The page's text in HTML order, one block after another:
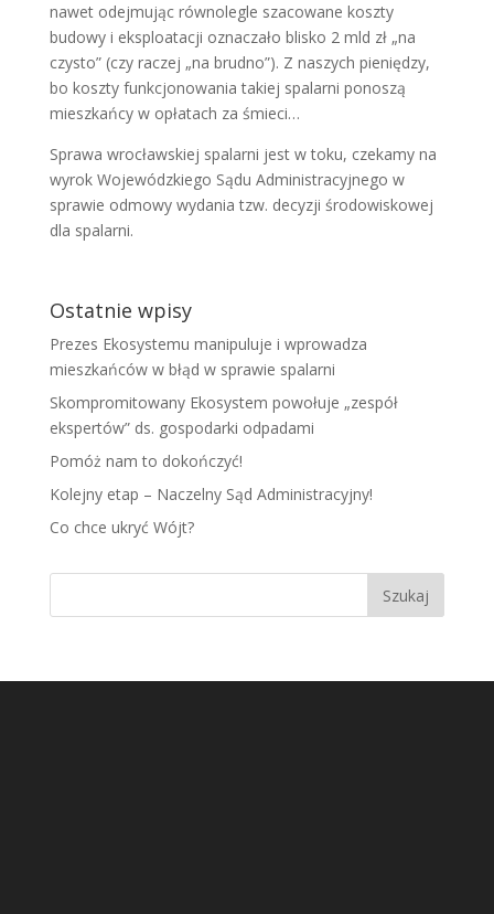
nawet odejmując równolegle szacowane koszty
budowy i eksploatacji oznaczało blisko 2 mld zł „na
czysto” (czy raczej „na brudno”). Z naszych pieniędzy,
bo koszty funkcjonowania takiej spalarni ponoszą
mieszkańcy w opłatach za śmieci…
Sprawa wrocławskiej spalarni jest w toku, czekamy na
wyrok Wojewódzkiego Sądu Administracyjnego w
sprawie odmowy wydania tzw. decyzji środowiskowej
dla spalarni.
Ostatnie wpisy
Prezes Ekosystemu manipuluje i wprowadza
mieszkańców w błąd w sprawie spalarni
Skompromitowany Ekosystem powołuje „zespół
ekspertów” ds. gospodarki odpadami
Pomóż nam to dokończyć!
Kolejny etap – Naczelny Sąd Administracyjny!
Co chce ukryć Wójt?